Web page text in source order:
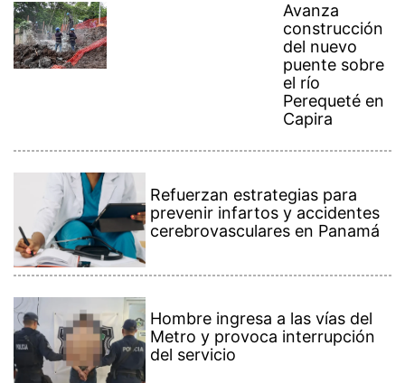
Avanza
construcción
del nuevo
puente sobre
el río
Perequeté en
Capira
Refuerzan estrategias para
prevenir infartos y accidentes
cerebrovasculares en Panamá
Hombre ingresa a las vías del
Metro y provoca interrupción
del servicio